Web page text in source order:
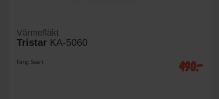
Värmefläkt
Tristar KA-5060
Färg: Svart 490:-